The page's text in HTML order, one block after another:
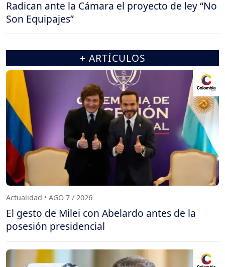
Radican ante la Cámara el proyecto de ley “No
Son Equipajes”
+ ARTÍCULOS
Actualidad • AGO 7 / 2026
El gesto de Milei con Abelardo antes de la
posesión presidencial